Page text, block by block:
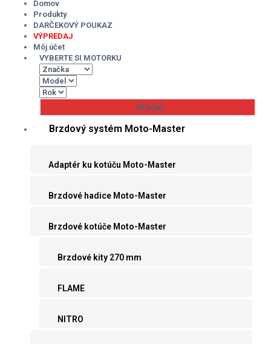
Domov
Produkty
DARČEKOVÝ POUKAZ
VÝPREDAJ
Môj účet
VYBERTE SI MOTORKU
Brzdový systém Moto-Master
Adaptér ku kotúču Moto-Master
Brzdové hadice Moto-Master
Brzdové kotúče Moto-Master
Brzdové kity 270 mm
FLAME
NITRO